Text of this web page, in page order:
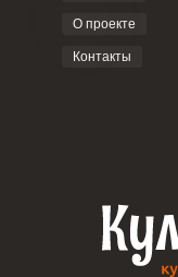
О проекте
Контакты